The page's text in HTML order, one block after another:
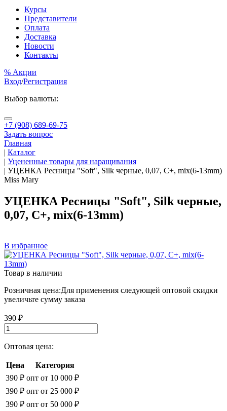
Курсы
Представители
Оплата
Доставка
Новости
Контакты
% Акции
Вход/Регистрация
Выбор валюты:
+7 (908) 689-69-75
Задать вопрос
Главная
| Каталог
| Уцененные товары для наращивания
| УЦЕНКА Ресницы "Soft", Silk черные, 0,07, C+, mix(6-13mm)
Miss Mary
УЦЕНКА Ресницы "Soft", Silk черные,
0,07, C+, mix(6-13mm)
В избранное
Товар в наличии
Розничная цена:Для применения следующей оптовой скидки
увеличьте сумму заказа
390 ₽
Оптовая цена:
Цена
Категория
390 ₽ опт от 10 000 ₽
390 ₽ опт от 25 000 ₽
390 ₽ опт от 50 000 ₽